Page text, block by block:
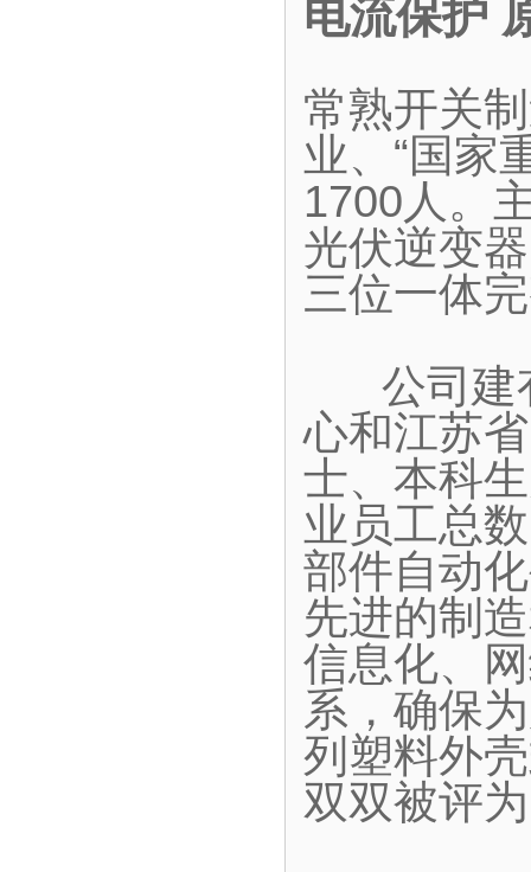
电流保护
常熟开关
业、“国家
1700人。
光伏逆变
三位一体
公司建
心和江苏
士、本科
业员工总
部件自动
先进的制
信息化、
系，确保
列塑料外
双双被评